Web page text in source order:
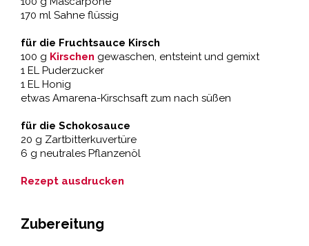
170 ml Sahne flüssig
für die Fruchtsauce Kirsch
100 g Kirschen gewaschen, entsteint und gemixt
1 EL Puderzucker
1 EL Honig
etwas Amarena-Kirschsaft zum nach süßen
für die Schokosauce
20 g Zartbitterkuvertüre
6 g neutrales Pflanzenöl
Rezept ausdrucken
Zubereitung